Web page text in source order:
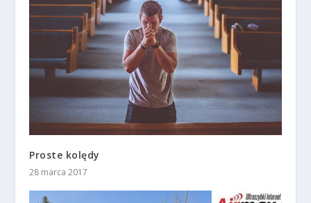
Proste kolędy
28 marca 2017